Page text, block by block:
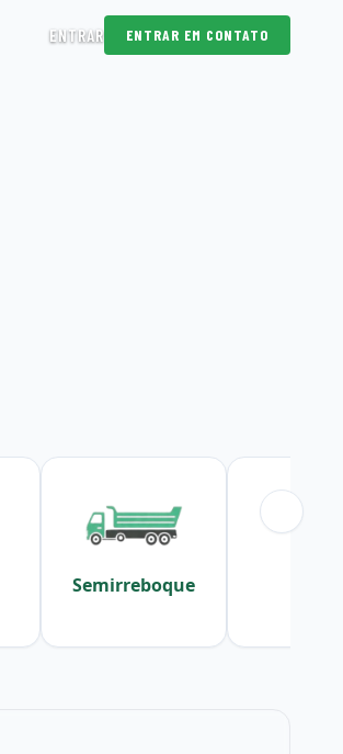
ENTRAR ENTRAR EM CONTATO
Semirreboque